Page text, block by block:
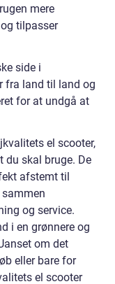
mere
tilpasser
side i
fra land til land og
for at undgå at
el scooter,
du skal bruge. De
afstemt til
og service.
i en grønnere og
om det
eller bare for
el scooter